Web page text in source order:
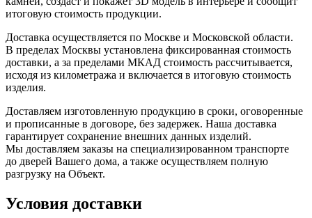
итоговую стоимость продукции.
Доставка осуществляется по Москве и Московской области.
В пределах Москвы установлена фиксированная стоимость
доставки, а за пределами МКАД стоимость рассчитывается,
исходя из километража и включается в итоговую стоимость
изделия.
Доставляем изготовленную продукцию в сроки, оговоренные
и прописанные в договоре, без задержек. Наша доставка
гарантирует сохранение внешних данных изделий.
Мы доставляем заказы на специализированном транспорте
до дверей Вашего дома, а также осуществляем полную
разгрузку на Объект.
Условия доставки